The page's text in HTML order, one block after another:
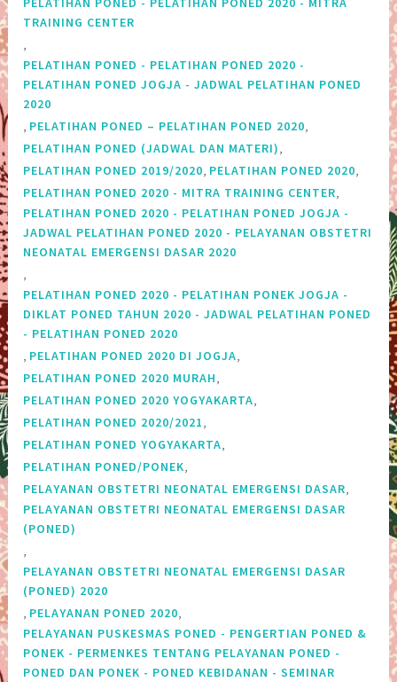
TRAINING CENTER
,
PELATIHAN PONED - PELATIHAN PONED 2020 -
PELATIHAN PONED JOGJA - JADWAL PELATIHAN PONED
2020
, PELATIHAN PONED – PELATIHAN PONED 2020,
PELATIHAN PONED (JADWAL DAN MATERI),
PELATIHAN PONED 2019/2020, PELATIHAN PONED 2020,
PELATIHAN PONED 2020 - MITRA TRAINING CENTER,
PELATIHAN PONED 2020 - PELATIHAN PONED JOGJA -
JADWAL PELATIHAN PONED 2020 - PELAYANAN OBSTETRI
NEONATAL EMERGENSI DASAR 2020
,
PELATIHAN PONED 2020 - PELATIHAN PONEK JOGJA -
DIKLAT PONED TAHUN 2020 - JADWAL PELATIHAN PONED
- PELATIHAN PONED 2020
, PELATIHAN PONED 2020 DI JOGJA,
PELATIHAN PONED 2020 MURAH,
PELATIHAN PONED 2020 YOGYAKARTA,
PELATIHAN PONED 2020/2021,
PELATIHAN PONED YOGYAKARTA,
PELATIHAN PONED/PONEK,
PELAYANAN OBSTETRI NEONATAL EMERGENSI DASAR,
PELAYANAN OBSTETRI NEONATAL EMERGENSI DASAR
(PONED)
,
PELAYANAN OBSTETRI NEONATAL EMERGENSI DASAR
(PONED) 2020
, PELAYANAN PONED 2020,
PELAYANAN PUSKESMAS PONED - PENGERTIAN PONED &
PONEK - PERMENKES TENTANG PELAYANAN PONED -
PONED DAN PONEK - PONED KEBIDANAN - SEMINAR